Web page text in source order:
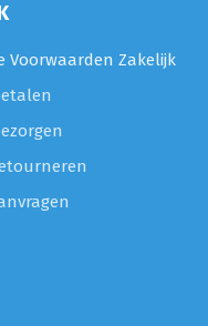
Voorwaarden Zakelijk